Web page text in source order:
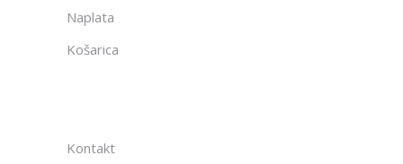
Naplata
Košarica
Kontakt